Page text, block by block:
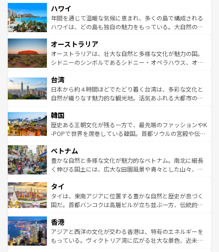
ば市内交通費無料で観光を楽しむこともできる。 なお、新
着のスイス情報はコンテンツ一覧 を参照してほしい。
のような巨大都市は、観光、ショッピング、エンターテイ
ンメントが詰まった刺激的なスポットだ。一方、アメリカ
西部には大自然が広がり、グランドキャニオンやイエロー
部のニューオーリンズでは、音楽と美食が融合した独特の
文化が魅力。旅行者はアメリカの各地域で異なる魅力を楽
しみながら、その多様性と豊かな歴史を感じることができ
ならではの贅沢な旅のスタイルだ。 なお、新着のアメリカ
情報はコンテンツ一覧を参照してほしい。
ハワイ
年間を通じて温暖な気候に恵まれ、多くの島で構成される
ハワイは、どの島も独自の魅力をもっている。大自然の神
ワイ島は見逃せない。また、定番の観光地といえばオアフ
島だが、静かな自然を求めるならマウイ島やカウアイ島が
おすすめ。エメラルドグリーンに輝く海をはじめ、豊かな
れるおもてなしの心で訪れる人々を迎えてくれるハワイの
人々、おいしいローカルフードやハワイアンミュージッ
ク、伝統的なフラダンスなど、すべてがハワイの魅力を彩
ワイを、存分に味わってほしい。 なお、新着のハワイ情報
はコンテンツ一覧を参照してほしい。
オーストラリア
オーストラリアは、壮大な自然と多様な文化が魅力の国。
シドニーのシンボルであるシドニー・オペラハウス、オー
リアリーフや大陸中央部にそびえるウルル（エアーズロッ
ク）、タスマニアの美しい原生林やケアンズの熱帯雨林な
ど、見どころがたくさん。また、カフェやワイン、オージ
いる。アクティビティも充実しており、サーフィンやダイ
ビング、ハイキングなど、アウトドア好きにはたまらな
い。オーストラリアの多彩な魅力を存分に味わいつくそ
参照してほしい。
台湾
日本から約４時間ほどでたどり着く台湾は、多彩な文化と
自然が織りなす魅力的な観光地。活気あふれる大都市の台
ン）、静ひつな山岳地帯である台湾東部など、都市の喧騒
と山間の静けさが共存しており、訪れる人に新しい発見と
驚きをもたらしてくれる。また、奥深い台湾の食文化も魅
容にもいいと評判のスイーツなど、バラエティ豊かな料理
が味わえる。 なお、新着の台湾情報は コンテンツ一覧を参
照してほしい。
韓国
歴史ある王朝文化が残る一方で、最先端のファッションやK
-POPで世界を席巻している韓国。首都ソウルの宮殿や伝統
き、地方に足を延ばせば四季折々の自然美を楽しむことが
できる。そして、キムチや焼肉、絶品のストリートフード
まで、さまざまな韓国料理が待っている。夜には、韓国な
リティに包まれながら、韓国の多彩な魅力を心ゆくまで味
わってみてほしい。 なお、新着の韓国情報はコンテンツ一
覧を参照してほしい。
ベトナム
豊かな自然と多様な文化が魅力的なベトナム。南北に細長
く伸びる国土には、広大な田園風景や青々とした山々、世
急速な発展と共に伝統が息づく。ハノイの古い町並みやホ
ーチミン市のフランス統治時代の建物も、独特の雰囲気を
醸し出している。また、バラエティの豊かさとおいしさで
とつ。フォーやバインミー、ベトナムコーヒーなどは、ぜ
ひ現地で味わいたい。どの地域を訪れてもあたたかい人々
が旅行者を迎えてくれるので、きっと忘れられない旅にな
タイ
タイは、東南アジアに位置する豊かな自然と歴史が息づく
国だ。首都バンコクは高層ビルが立ち並ぶ一方、伝統的な
の活気が交差している。北部ではチェンマイなどの山岳地
帯で自然と触れ合い、南部ではプーケットやクラビの美し
いビーチでリゾート気分を楽しむことができる。タイ料理
香港
アジアと西洋の文化が交わる香港は、特有のエネルギーを
もっている。ヴィクトリア湾に広がる壮大な景色、近未来